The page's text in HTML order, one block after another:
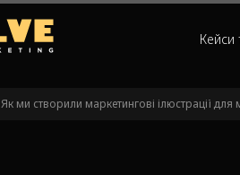
Кейси
Як ми створили маркетингові ілюстрації для